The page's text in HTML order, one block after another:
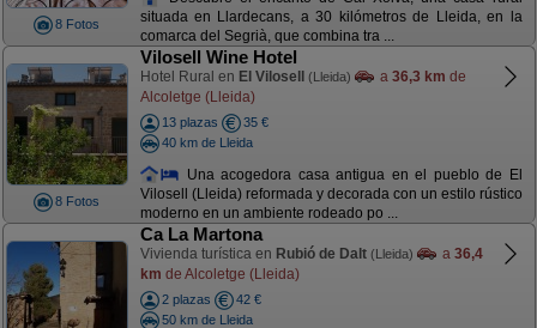
8 Fotos
situada en Llardecans, a 30 kilómetros de Lleida, en la
comarca del Segrià, que combina tra ...
8 Fotos
Vilosell Wine Hotel
Hotel Rural en El Vilosell (Lleida) a 36,3 km de
Alcoletge (Lleida)
13 plazas
35 €
40 km de Lleida
Una acogedora casa antigua en el pueblo de El
Vilosell (Lleida) reformada y decorada con un estilo rústico
moderno en un ambiente rodeado po ...
Ca La Martona
Vivienda turística en Rubió de Dalt (Lleida) a 36,4
km de Alcoletge (Lleida)
2 plazas
42 €
50 km de Lleida